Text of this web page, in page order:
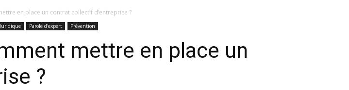
en place un contrat collectif d’entreprise ?
Juridique Parole d'expert Prévention
mettre en place un
?